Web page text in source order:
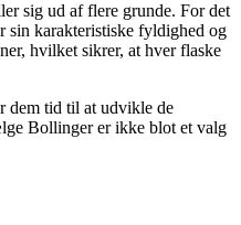
sig ud af flere grunde. For det
sin karakteristiske fyldighed og
hvilket sikrer, at hver flaske
dem tid til at udvikle de
Bollinger er ikke blot et valg